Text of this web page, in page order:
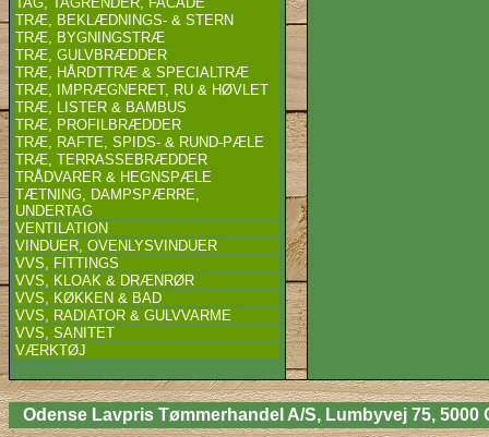
TRÆ, BEKLÆDNINGS- & STERN
TRÆ, BYGNINGSTRÆ
TRÆ, GULVBRÆDDER
TRÆ, HÅRDTTRÆ & SPECIALTRÆ
TRÆ, IMPRÆGNERET, RU & HØVLET
TRÆ, LISTER & BAMBUS
TRÆ, PROFILBRÆDDER
TRÆ, RAFTE, SPIDS- & RUND-PÆLE
TRÆ, TERRASSEBRÆDDER
TRÅDVARER & HEGNSPÆLE
TÆTNING, DAMPSPÆRRE,
UNDERTAG
VENTILATION
VINDUER, OVENLYSVINDUER
VVS, FITTINGS
VVS, KLOAK & DRÆNRØR
VVS, KØKKEN & BAD
VVS, RADIATOR & GULVVARME
VVS, SANITET
VÆRKTØJ
Odense Lavpris Tømmerhandel A/S, Lumbyvej 75, 5000